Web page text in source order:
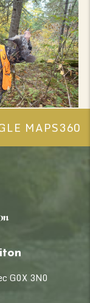
MAPS360
G0X 3N0